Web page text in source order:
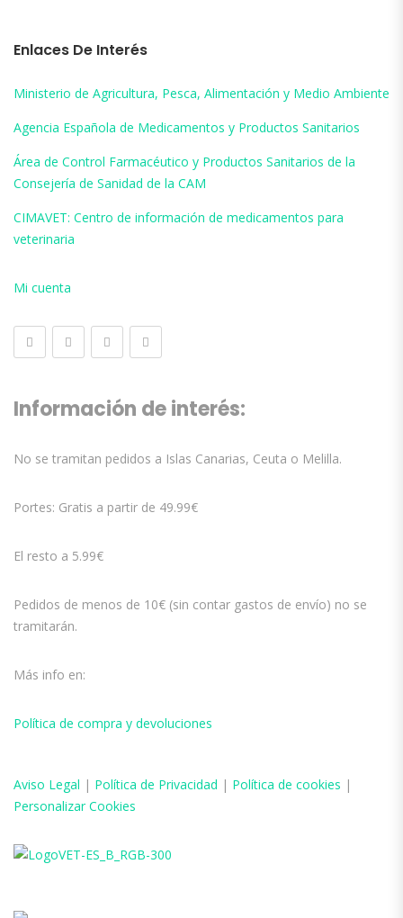
Enlaces De Interés
Ministerio de Agricultura, Pesca, Alimentación y Medio Ambiente
Agencia Española de Medicamentos y Productos Sanitarios
Área de Control Farmacéutico y Productos Sanitarios de la
Consejería de Sanidad de la CAM
CIMAVET: Centro de información de medicamentos para
veterinaria
Mi cuenta
Información de interés:
No se tramitan pedidos a Islas Canarias, Ceuta o Melilla.
Portes: Gratis a partir de 49.99€
El resto a 5.99€
Pedidos de menos de 10€ (sin contar gastos de envío) no se
tramitarán.
Más info en:
Política de compra y devoluciones
Aviso Legal | Política de Privacidad | Política de cookies |
Personalizar Cookies